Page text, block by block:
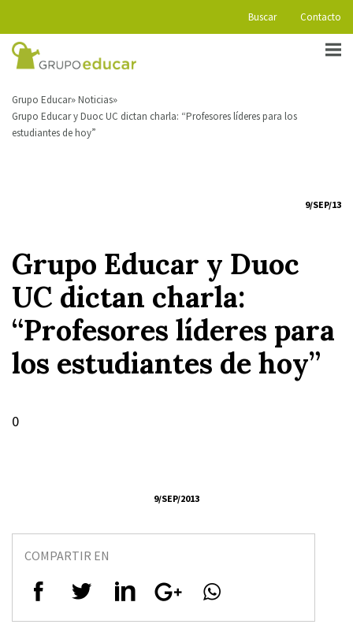
Buscar Contacto
Grupo Educar Noticias
Grupo Educar y Duoc UC dictan charla: “Profesores líderes para los
estudiantes de hoy”
9/SEP/13
Grupo Educar y Duoc
UC dictan charla:
“Profesores líderes para
los estudiantes de hoy”
0
9/SEP/2013
COMPARTIR EN